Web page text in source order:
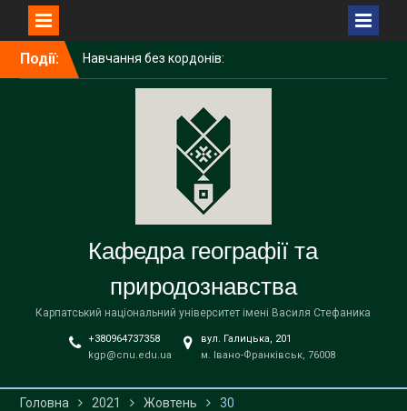
Події:
Навчання без кордонів:
досвід академічної
ГАЛИЧУК в Поморському
університеті (Польща)
Вітаємо наших бакалаврів
із завершенням навчання!
Кафедра географії та
природознавства
Карпатський національний університет імені Василя Стефаника
+380964737358
kgp@cnu.edu.ua
вул. Галицька, 201
м. Івано-Франківськ, 76008
Головна 2021 Жовтень 30